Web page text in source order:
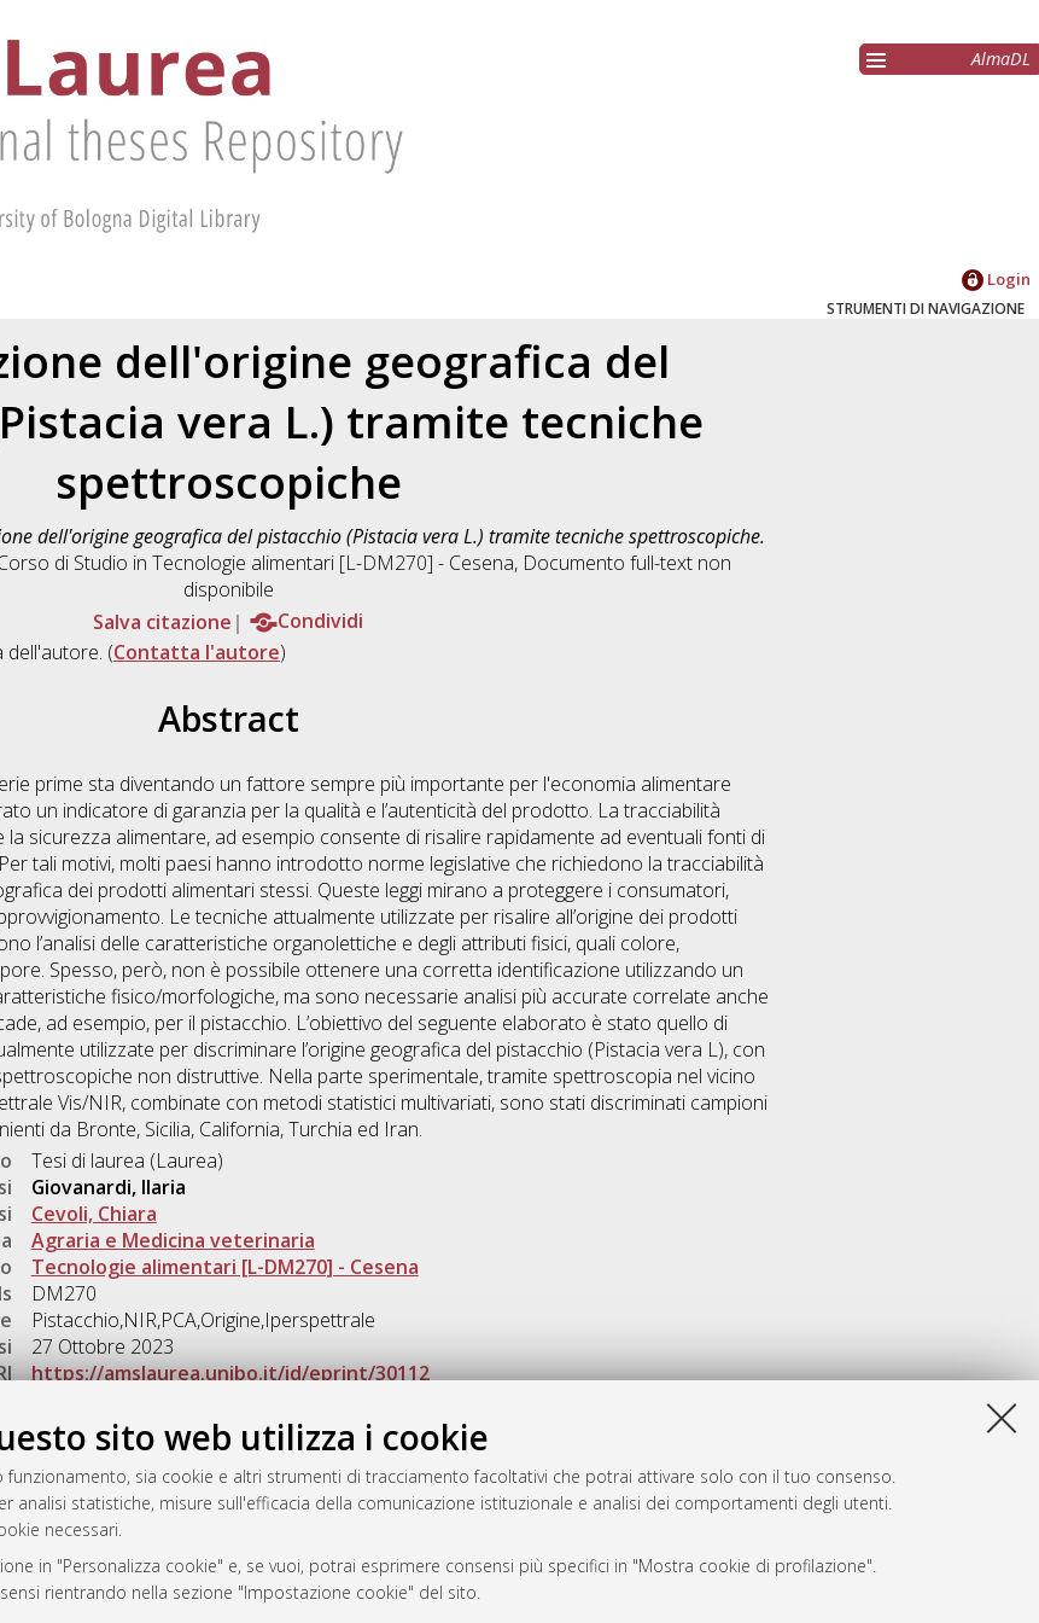
sito web utilizza i cookie
sia cookie e altri strumenti di tracciamento facoltativi che potrai attivare solo con il tuo consenso.
statistiche, misure sull'efficacia della comunicazione istituzionale e analisi dei comportamenti degli utenti.
necessari.
in "Personalizza cookie" e, se vuoi, potrai esprimere consensi più specifici in "Mostra cookie di profilazione".
rientrando nella sezione "Impostazione cookie" del sito.
AlmaDL
Login
STRUMENTI DI NAVIGAZIONE
dell'origine geografica del
vera L.) tramite tecniche
spettroscopiche
dell'origine geografica del pistacchio (Pistacia vera L.) tramite tecniche spettroscopiche.
di Studio in Tecnologie alimentari [L-DM270] - Cesena, Documento full-text non
disponibile
Salva citazione
Condividi
dell'autore. (Contatta l'autore)
Abstract
prime sta diventando un fattore sempre più importante per l'economia alimentare
un indicatore di garanzia per la qualità e l’autenticità del prodotto. La tracciabilità
sicurezza alimentare, ad esempio consente di risalire rapidamente ad eventuali fonti di
tali motivi, molti paesi hanno introdotto norme legislative che richiedono la tracciabilità
dei prodotti alimentari stessi. Queste leggi mirano a proteggere i consumatori,
Le tecniche attualmente utilizzate per risalire all’origine dei prodotti
l’analisi delle caratteristiche organolettiche e degli attributi fisici, quali colore,
Spesso, però, non è possibile ottenere una corretta identificazione utilizzando un
fisico/morfologiche, ma sono necessarie analisi più accurate correlate anche
ad esempio, per il pistacchio. L’obiettivo del seguente elaborato è stato quello di
utilizzate per discriminare l’origine geografica del pistacchio (Pistacia vera L), con
non distruttive. Nella parte sperimentale, tramite spettroscopia nel vicino
Vis/NIR, combinate con metodi statistici multivariati, sono stati discriminati campioni
da Bronte, Sicilia, California, Turchia ed Iran.
Tesi di laurea (Laurea)
Giovanardi, Ilaria
Cevoli, Chiara
Agraria e Medicina veterinaria
Tecnologie alimentari [L-DM270] - Cesena
DM270
Pistacchio,NIR,PCA,Origine,Iperspettrale
27 Ottobre 2023
https://amslaurea.unibo.it/id/eprint/30112
Gestione del documento:
e gestito da
privacy